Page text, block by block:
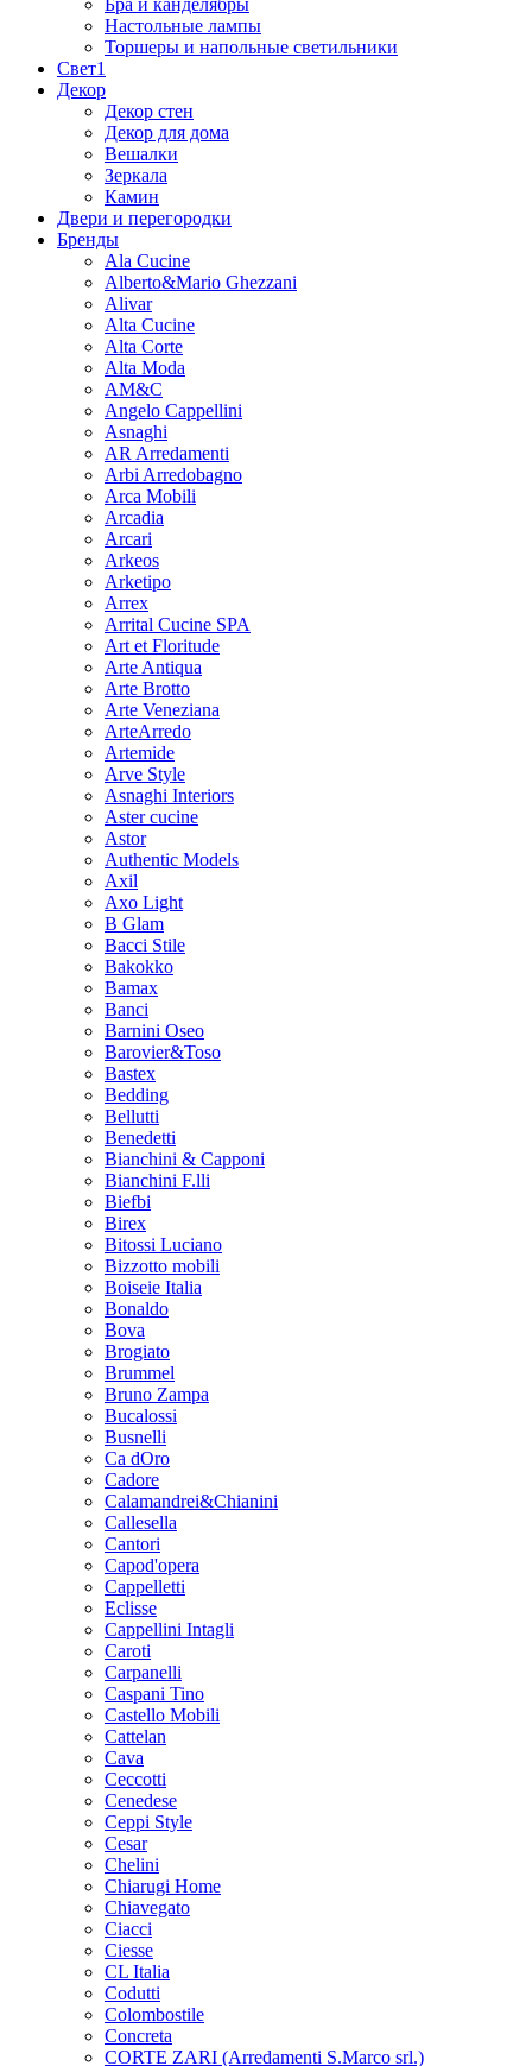
Бра и канделябры
Настольные лампы
Торшеры и напольные светильники
Свет1
Декор
Декор стен
Декор для дома
Вешалки
Зеркала
Камин
Двери и перегородки
Бренды
Ala Cucine
Alberto&Mario Ghezzani
Alivar
Alta Cucine
Alta Corte
Alta Moda
AM&C
Angelo Cappellini
Asnaghi
AR Arredamenti
Arbi Arredobagno
Arca Mobili
Arcadia
Arcari
Arkeos
Arketipo
Arrex
Arrital Cucine SPA
Art et Floritude
Arte Antiqua
Arte Brotto
Arte Veneziana
ArteArredo
Artemide
Arve Style
Asnaghi Interiors
Aster cucine
Astor
Authentic Models
Axil
Axo Light
B Glam
Bacci Stile
Bakokko
Bamax
Banci
Barnini Oseo
Barovier&Toso
Bastex
Bedding
Bellutti
Benedetti
Bianchini & Capponi
Bianchini F.lli
Biefbi
Birex
Bitossi Luciano
Bizzotto mobili
Boiseie Italia
Bonaldo
Bova
Brogiato
Brummel
Bruno Zampa
Bucalossi
Busnelli
Ca dOro
Cadore
Calamandrei&Chianini
Callesella
Cantori
Capod'opera
Cappelletti
Eclisse
Cappellini Intagli
Caroti
Carpanelli
Caspani Tino
Castello Mobili
Cattelan
Cava
Ceccotti
Cenedese
Ceppi Style
Cesar
Chelini
Chiarugi Home
Chiavegato
Ciacci
Ciesse
CL Italia
Codutti
Colombostile
Concreta
CORTE ZARI (Arredamenti S.Marco srl.)